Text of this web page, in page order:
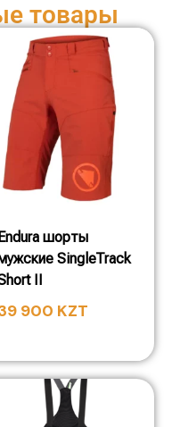
товары
шорты
SingleTrack
II
900 KZT